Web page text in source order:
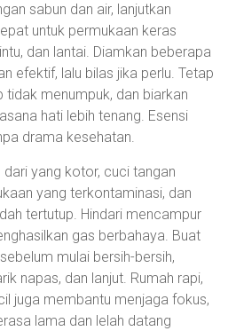
sabun dan air, lanjutkan
untuk permukaan keras
dan lantai. Diamkan beberapa
efektif, lalu bilas jika perlu. Tetap
tidak menumpuk, dan biarkan
hati lebih tenang. Esensi
drama kesehatan.
yang kotor, cuci tangan
yang terkontaminasi, dan
tertutup. Hindari mencampur
gas berbahaya. Buat
mulai bersih-bersih,
napas, dan lanjut. Rumah rapi,
juga membantu menjaga fokus,
lama dan lelah datang